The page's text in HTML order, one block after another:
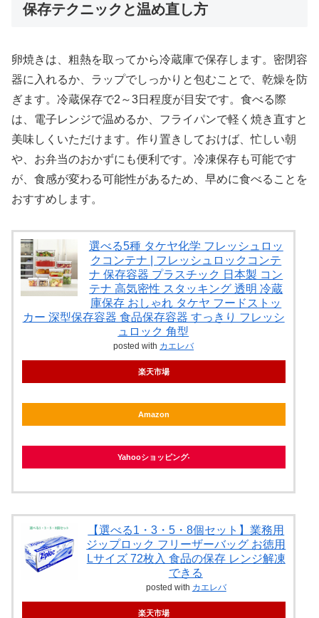
保存テクニックと温め直し方
卵焼きは、粗熱を取ってから冷蔵庫で保存します。密閉容
器に入れるか、ラップでしっかりと包むことで、乾燥を防
ぎます。冷蔵保存で2～3日程度が目安です。食べる際
は、電子レンジで温めるか、フライパンで軽く焼き直すと
美味しくいただけます。作り置きしておけば、忙しい朝
や、お弁当のおかずにも便利です。冷凍保存も可能です
が、食感が変わる可能性があるため、早めに食べることを
おすすめします。
選べる5種 タケヤ化学 フレッシュロッ
クコンテナ | フレッシュロックコンテ
ナ 保存容器 プラスチック 日本製 コン
テナ 高気密性 スタッキング 透明 冷蔵
庫保存 おしゃれ タケヤ フードストッ
カー 深型保存容器 食品保存容器 すっきり フレッシ
ュロック 角型
posted with カエレバ
楽天市場
Amazon
Yahooショッピング
【選べる1・3・5・8個セット】業務用
ジップロック フリーザーバッグ お徳用
Lサイズ 72枚入 食品の保存 レンジ解凍
できる
posted with カエレバ
楽天市場